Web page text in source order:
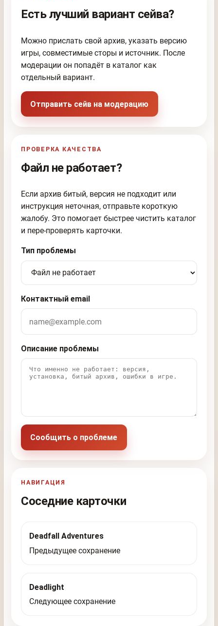
Есть лучший вариант сейва?
Можно прислать свой архив, указать версию
игры, совместимые сторы и источник. После
модерации он попадёт в каталог как
отдельный вариант.
Отправить сейв на модерацию
ПРОВЕРКА КАЧЕСТВА
Файл не работает?
Если архив битый, версия не подходит или
инструкция неточная, отправьте короткую
жалобу. Это помогает быстрее чистить каталог
и пере-проверять карточки.
Тип проблемы
Контактный email
Описание проблемы
Сообщить о проблеме
НАВИГАЦИЯ
Соседние карточки
Deadfall Adventures
Предыдущее сохранение
Deadlight
Следующее сохранение